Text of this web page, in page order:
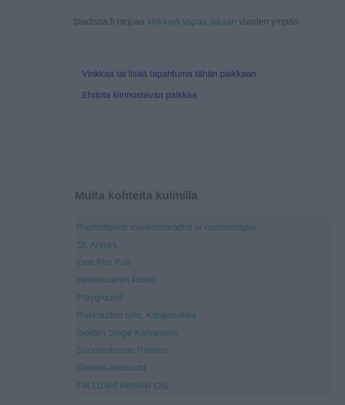
n
r
l
e
l
e
Stadissa.fi tarjoaa vinkkejä vapaa-aikaan vuoden ympäri.
Vinkkaa tai lisää tapahtuma tähän paikkaan
Ehdota kiinnostavaa paikkaa
Muita kohteita kulmilla
Rauhoittavat maakuntaradiot ja murreterapia
St. Anna's
One Pint Pub
Hernesaaren Ranta
Playground
Rakkauden silta, Katajanokka
Golden Stage Kaisaniemi
Suomenlinnan Panimo
Goethe-Instituutti
Fat Lizard Helsinki City